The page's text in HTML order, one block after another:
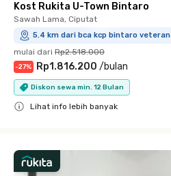
Kost Rukita U-Town Bintaro
Sawah Lama, Ciputat
5.4 km dari bca kcp bintaro veteran
mulai dari Rp2.518.000
-27% Rp1.816.200 /bulan
Diskon sewa min. 12 Bulan
Lihat info lebih banyak